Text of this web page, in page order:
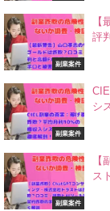
副業案件
【
評
副業案件
シ
副業案件
【
ス